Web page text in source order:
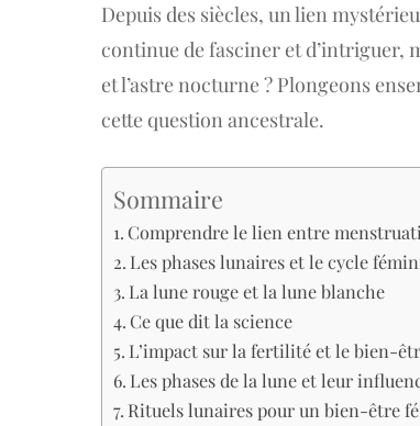
Depuis des siècles, un lien
continue de fasciner et d’intriguer,
et l’astre nocturne ? Plongeons
cette question ancestrale.
Sommaire
Comprendre le lien entre
Les phases lunaires et le cycle
La lune rouge et la lune blanche
Ce que dit la science
L’impact sur la fertilité et le bien-
Les phases de la lune et leur
Rituels lunaires pour un bien-être